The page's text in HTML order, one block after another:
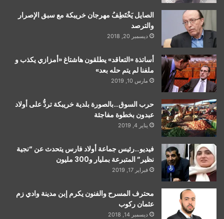
الصايل يَخْتَطِفُ مهرجان خريبكة مع سبق الإصرار
والترصد
ديسمبر 20, 2018
أساتذة «التعاقد» يطلقون هاشتاغ «أمزازي يكذب و
ملفنا لم يتم حله بعد»
مارس 10, 2019
حرب السوق…بالصورة بلدية خريبكة تردُّ على أولاد
عبدون بخطوة مفاجئة
يناير 4, 2019
فيديو…رئيس جماعة أولاد فارس يتحدث عن “نجية
نظير” المتبرعة بمليار و300 مليون
فبراير 17, 2019
محترف المسرح والفنون يكرم إبن مدينة وادي زم
عثمان ركوب
ديسمبر 14, 2018